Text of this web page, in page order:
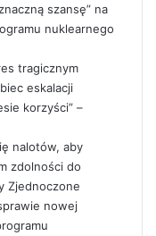
szansę” na
nuklearnego
tragicznym
eskalacji
korzyści” –
nalotów, aby
zdolności do
Zjednoczone
nowej